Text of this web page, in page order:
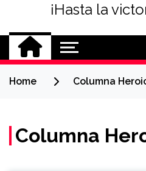
¡Hasta la
Home Columna
Columna